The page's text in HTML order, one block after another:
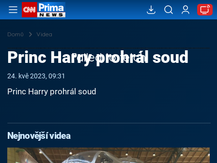
Domů Videa
Failed to fetch
Princ Harry prohrál soud
24. kvě 2023, 09:31
Princ Harry prohrál soud
Nejnovější videa